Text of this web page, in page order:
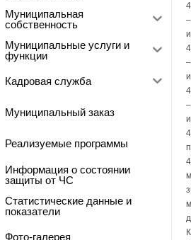
Муниципальная
собственность
Муниципальные услуги и
функции
Кадровая служба
Муниципальный заказ
Реализуемые программы
Информация о состоянии
защиты от ЧС
Статистические данные и
показатели
Фото-галерея